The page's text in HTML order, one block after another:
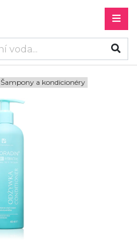
Šampony a kondicionéry